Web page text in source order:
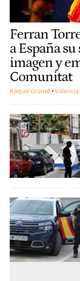
Ferran
a España
imagen y
Comunitat
Raquel Granell Valencia